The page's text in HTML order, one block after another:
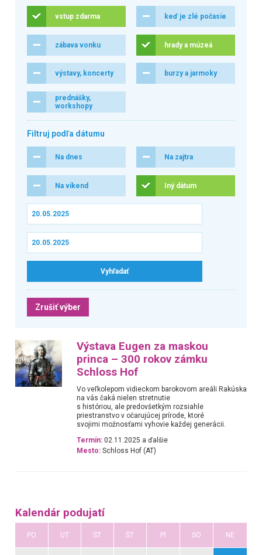
vstup zdarma keď je zlé počasie
zábava vonku hrady a múzeá
výstavy, koncerty burzy a jarmoky
prednášky,
workshopy
Filtruj podľa dátumu
Na dnes Na zajtra
Na víkend Iný dátum
Zrušiť výber
Výstava Eugen za maskou
princa – 300 rokov zámku
Schloss Hof
Vo veľkolepom vidieckom barokovom areáli Rakúska
na vás čaká nielen stretnutie
s históriou, ale predovšetkým rozsiahle
priestranstvo v očarujúcej prírode, ktoré
svojimi možnosťami vyhovie každej generácii.
Termín: 02.11.2025 a ďalšie
Mesto: Schloss Hof (AT)
Kalendár podujatí
PO UT ST ŠT PI SO NE